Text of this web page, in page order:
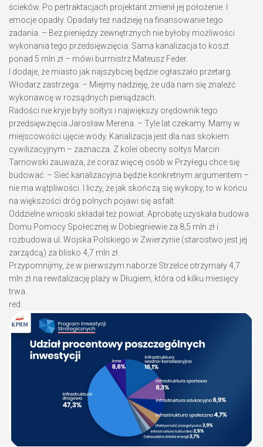
ścieków. Po pertraktacjach projektant zmienił jej położenie. I
emocje opadły. Opadały też nadzieję na finansowanie tego
zadania. – Bez pieniędzy zewnętrznych nie byłoby możliwości
wykonania tego przedsięwzięcia. Sama kanalizacja to koszt
ponad 5 mln zł – mówi burmistrz Mateusz Feder.
I dodaje, że miasto jak najszybciej będzie ogłaszało przetarg.
Włodarz zastrzega: – Miejmy nadzieję, że uda nam się znaleźć
wykonawcę w rozsądnych pieniądzach.
Radości nie kryje były sołtys i największy orędownik tego
przedsięwzięcia Jarosław Merena. – Tyle lat czekamy. Mamy w
miejscowości ujęcie wody. Kanalizacja jest dla nas skokiem
cywilizacyjnym – zaznacza. Z kolei obecny sołtys Marcin
Tarnowski zauważa, że coraz więcej osób w Przyłegu chce się
budować. – Sieć kanalizacyjna będzie konkretnym argumentem –
nie ma wątpliwości. I liczy, że jak skończą się wykopy, to w końcu
na większości dróg polnych pojawi się asfalt.
Oddzielne wnioski składał też powiat. Aprobatę uzyskała budowa
Domu Pomocy Społecznej w Dobiegniewie za 8,5 mln zł i
rozbudowa ul. Wojska Polskiego w Zwierzynie (starostwo jest jej
zarządcą) za blisko 4,7 mln zł.
Przypomnijmy, że w pierwszym naborze Strzelce otrzymały 4,7
mln zł na rewitalizację plaży w Długiem, która od kilku miesięcy
trwa.
red.